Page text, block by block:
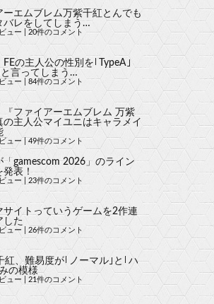
ーエムブレム万紫千紅とんでも
バレをしてしまう…
ュー 20件のコメント
FEの主人公の性別を｢TypeA｣
と言ってしまう…
ュー 84件のコメント
『ファイアーエムブレム 万紫
の主人公マイユニはキャラメイ
ュー 49件のコメント
「gamescom 2026」のライン
発表！
ュー 23件のコメント
サイトっていうゲームを2作連
した
ュー 26件のコメント
紅、難易度が｢ノーマル｣と｢ハ
の模様
ュー 21件のコメント